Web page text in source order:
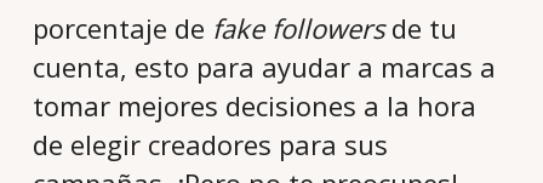
porcentaje de fake followersde tu
cuenta, esto para ayudar a marcas a
tomar mejores decisiones a la hora
de elegir creadores para sus